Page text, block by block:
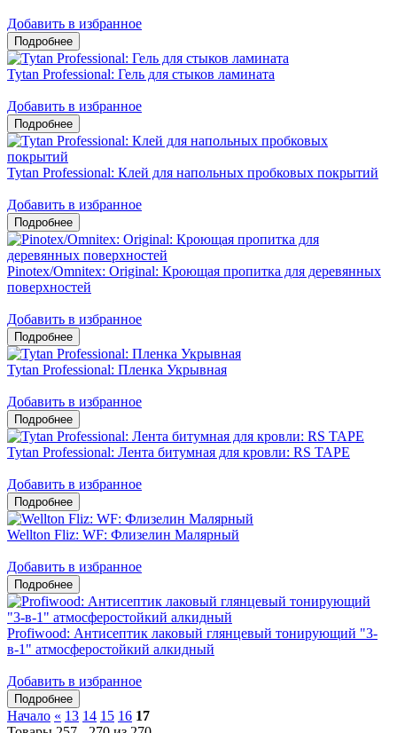
Добавить в избранное
Tytan Professional: Гель для стыков ламината
Добавить в избранное
Tytan Professional: Клей для напольных пробковых покрытий
Добавить в избранное
Pinotex/Omnitex: Original: Кроющая пропитка для деревянных
поверхностей
Добавить в избранное
Tytan Professional: Пленка Укрывная
Добавить в избранное
Tytan Professional: Лента битумная для кровли: RS TAPE
Добавить в избранное
Wellton Fliz: WF: Флизелин Малярный
Добавить в избранное
Profiwood: Антисептик лаковый глянцевый тонирующий "3-
в-1" атмосферостойкий алкидный
Добавить в избранное
Начало « 13 14 15 16 17